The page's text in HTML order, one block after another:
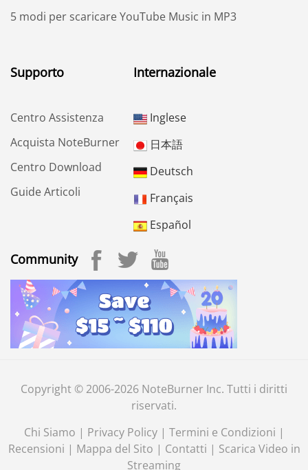
5 modi per scaricare YouTube Music in MP3
Supporto
Centro Assistenza
Acquista NoteBurner
Centro Download
Guide Articoli
Internazionale
Inglese
日本語
Deutsch
Français
Español
Community
Copyright © 2006-2026 NoteBurner Inc. Tutti i diritti
riservati.
Chi Siamo | Privacy Policy | Termini e Condizioni |
Recensioni | Mappa del Sito | Contatti | Scarica Video in
Streaming